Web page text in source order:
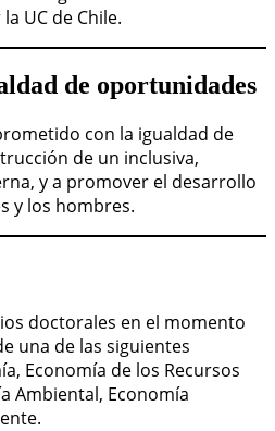
UC de Chile.
de oportunidades
con la igualdad de
de un inclusiva,
y a promover el desarrollo
y los hombres.
doctorales en el momento
una de las siguientes
Economía de los Recursos
Ambiental, Economía